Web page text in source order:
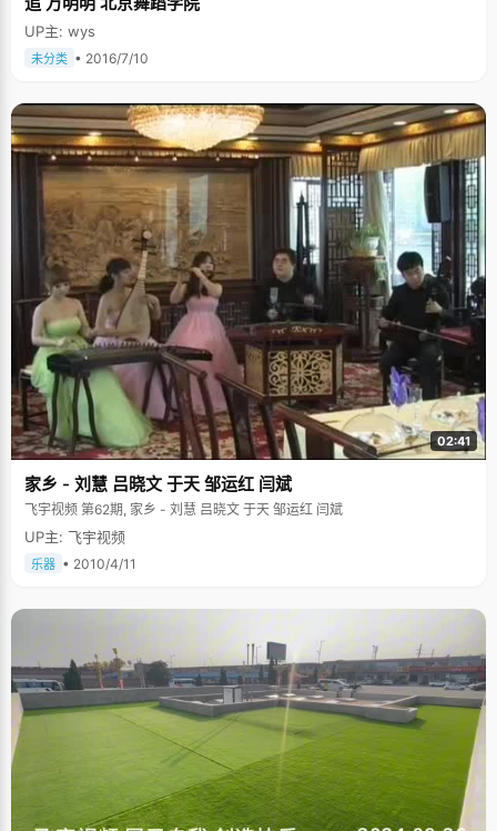
UP主: wys
未分类 • 2016/7/10
02:41
家乡 - 刘慧 吕晓文 于天 邹运红 闫斌
飞宇视频 第62期, 家乡 - 刘慧 吕晓文 于天 邹运红 闫斌
UP主: 飞宇视频
乐器 • 2010/4/11